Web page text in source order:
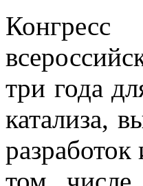
три года
катализа,